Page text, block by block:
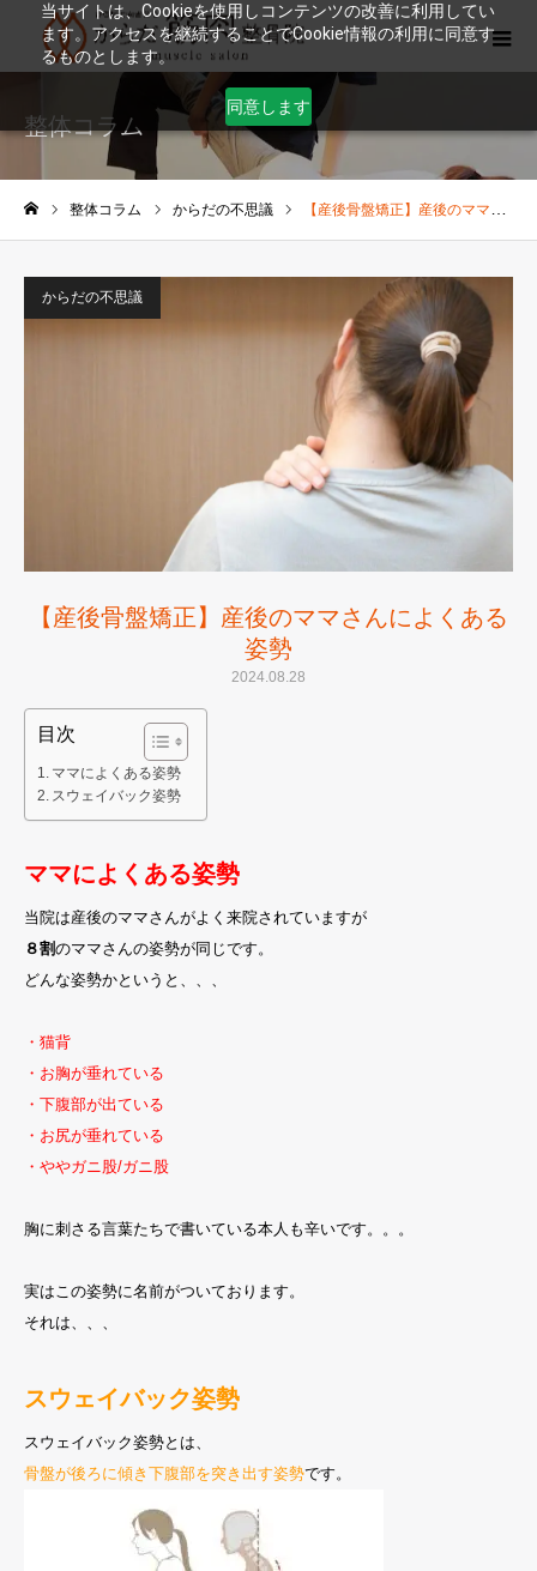
当サイトは、Cookieを使用しコンテンツの改善に利用してい
ます。アクセスを継続することでCookie情報の利用に同意す
るものとします。
同意します
整体コラム
整体コラム からだの不思議 【産後骨盤矯正】産後のママさんによくある姿勢
からだの不思議
【産後骨盤矯正】産後のママさんによくある
姿勢
2024.08.28
目次
ママによくある姿勢
スウェイバック姿勢
ママによくある姿勢
当院は産後のママさんがよく来院されていますが
８割のママさんの姿勢が同じです。
どんな姿勢かというと、、、
・猫背
・お胸が垂れている
・下腹部が出ている
・お尻が垂れている
・ややガニ股/ガニ股
胸に刺さる言葉たちで書いている本人も辛いです。。。
実はこの姿勢に名前がついております。
それは、、、
スウェイバック姿勢
スウェイバック姿勢とは、
骨盤が後ろに傾き下腹部を突き出す姿勢です。